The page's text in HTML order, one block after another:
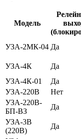
Модель
УЗА-2МК-04 Да
УЗА-4К Да
УЗА-4К-01
Да
УЗА-220В
Нет
УЗА-220В-
БП-ВЗ
Да
УЗА-3В
(220В)
Да